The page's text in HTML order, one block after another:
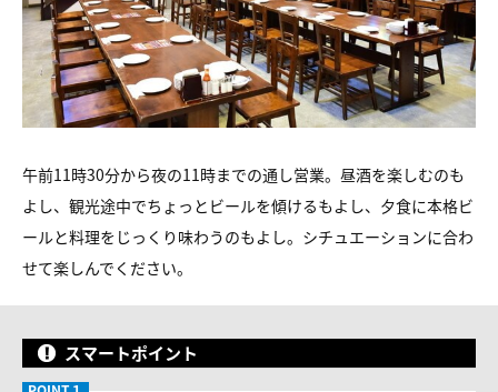
午前11時30分から夜の11時までの通し営業。昼酒を楽しむのも
よし、観光途中でちょっとビールを傾けるもよし、夕食に本格ビ
ールと料理をじっくり味わうのもよし。シチュエーションに合わ
せて楽しんでください。
スマートポイント